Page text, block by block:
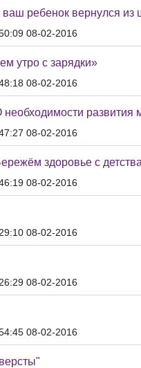
ваш ребенок вернулся
08-02-2016
утро с зарядки»
08-02-2016
необходимости развития
08-02-2016
здоровье с
08-02-2016
08-02-2016
08-02-2016
08-02-2016